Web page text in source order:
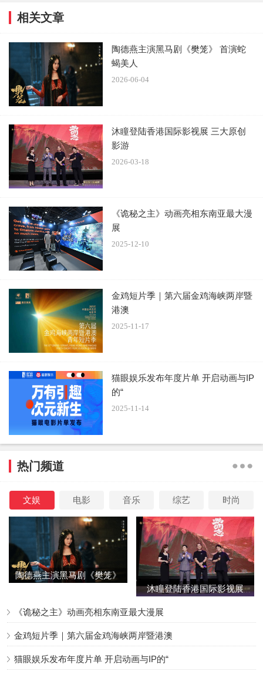
全球热度持续攀升，国产动画走向世界舞台
《诡秘之主》自开播以来，在全球190多个国家和地区掀起
学融合，该作品不仅获得了IMDb 9.3的高分评价，成为国产
动画在国际评分平台上的佼佼者，更成功跻身Crunchyroll夏
季新番榜单前5，彰显出中国动画作品在全球市场中的强大
竞争力与艺术感染力。
秘之主》也出现在了展会核心区域。展位特别设置的“克莱恩
不乏专程跨国前来的忠实观众，现场的粉丝表示“中国动漫有
很多被低估的优秀作品，现在也越来越受到关注。”
相关文章
陶德燕主演黑马剧《樊笼》 首演蛇
蝎美人
2026-06-04
沐瞳登陆香港国际影视展 三大原创
影游
2026-03-18
《诡秘之主》动画亮相东南亚最大漫
展
2025-12-10
金鸡短片季｜第六届金鸡海峡两岸暨
港澳
2025-11-17
猫眼娱乐发布年度片单 开启动画与IP
的“
2025-11-14
热门频道
文娱 电影 音乐 综艺 时尚
陶德燕主演黑马剧《樊笼》
沐瞳登陆香港国际影视展
《诡秘之主》动画亮相东南亚最大漫展
金鸡短片季｜第六届金鸡海峡两岸暨港澳
猫眼娱乐发布年度片单 开启动画与IP的“